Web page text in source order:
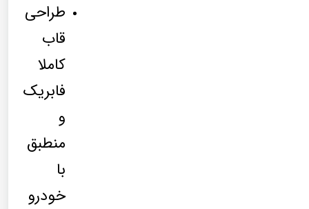
طراحی
قاب
کاملا
فابریک
و
منطبق
با
خودرو